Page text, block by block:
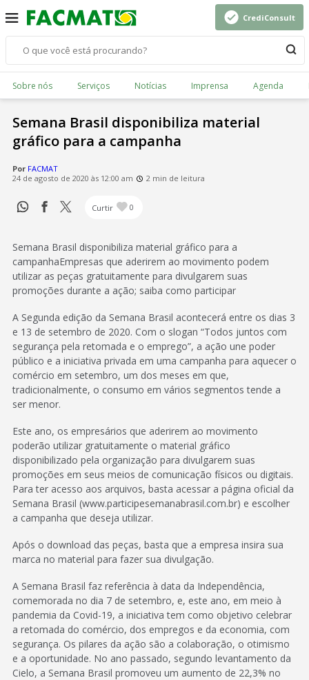
CrediConsult
Sobre nós Serviços Notícias Imprensa Agenda
Semana Brasil disponibiliza material
gráfico para a campanha
Por FACMAT
24 de agosto de 2020 às 12:00 am
2 min de leitura
Curtir 0
Semana Brasil disponibiliza material gráfico para a
campanhaEmpresas que aderirem ao movimento podem
utilizar as peças gratuitamente para divulgarem suas
promoções durante a ação; saiba como participar
A Segunda edição da Semana Brasil acontecerá entre os dias 3
e 13 de setembro de 2020. Com o slogan “Todos juntos com
segurança pela retomada e o emprego”, a ação une poder
público e a iniciativa privada em uma campanha para aquecer o
comércio em setembro, um dos meses em que,
tradicionalmente, o consumo em vários segmentos tende a
ser menor.
Este ano, os empresários que aderirem ao movimento
poderão utilizar gratuitamente o material gráfico
disponibilizado pela organização para divulgarem suas
promoções em seus meios de comunicação físicos ou digitais.
Para ter acesso aos arquivos, basta acessar a página oficial da
Semana Brasil (www.participesemanabrasil.com.br) e escolher
a campanha que deseja utilizar.
Após o download das peças, basta que a empresa insira sua
marca no material para fazer sua divulgação.
A Semana Brasil faz referência à data da Independência,
comemorada no dia 7 de setembro, e, este ano, em meio à
pandemia da Covid-19, a iniciativa tem como objetivo celebrar
a retomada do comércio, dos empregos e da economia, com
segurança. Os pilares da ação são a colaboração, o otimismo
e a oportunidade. No ano passado, segundo levantamento da
Cielo, a Semana Brasil promoveu um aumento de 22,3% no